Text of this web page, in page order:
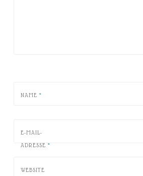
NAME *
E-MAIL-
ADRESSE *
WEBSITE